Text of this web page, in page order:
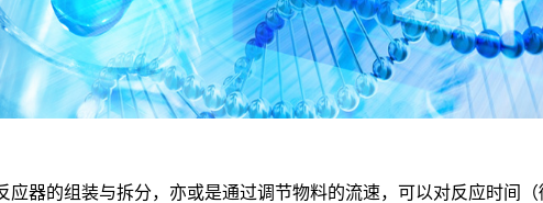
的组装与拆分，亦或是通过调节物料的流速，可以对反应时间